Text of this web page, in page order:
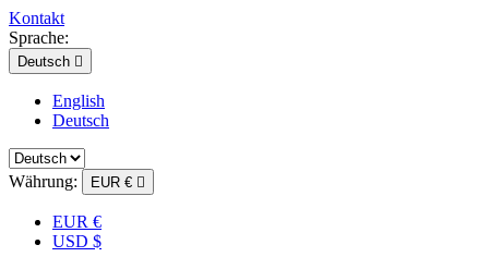
Kontakt
Sprache:
Deutsch 
English
Deutsch
Währung: EUR € 
EUR €
USD $